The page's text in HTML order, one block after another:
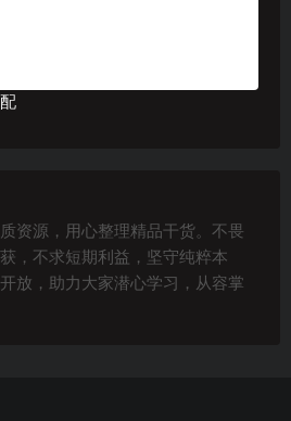
资源，用心整理精品干货。不畏
，不求短期利益，坚守纯粹本
放，助力大家潜心学习，从容掌